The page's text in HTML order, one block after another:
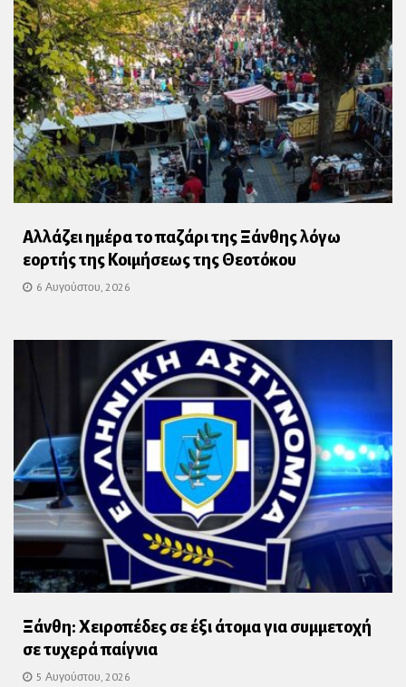
Αλλάζει ημέρα το παζάρι της Ξάνθης λόγω
εορτής της Κοιμήσεως της Θεοτόκου
6 Αυγούστου, 2026
Ξάνθη: Χειροπέδες σε έξι άτομα για συμμετοχή
σε τυχερά παίγνια
5 Αυγούστου, 2026